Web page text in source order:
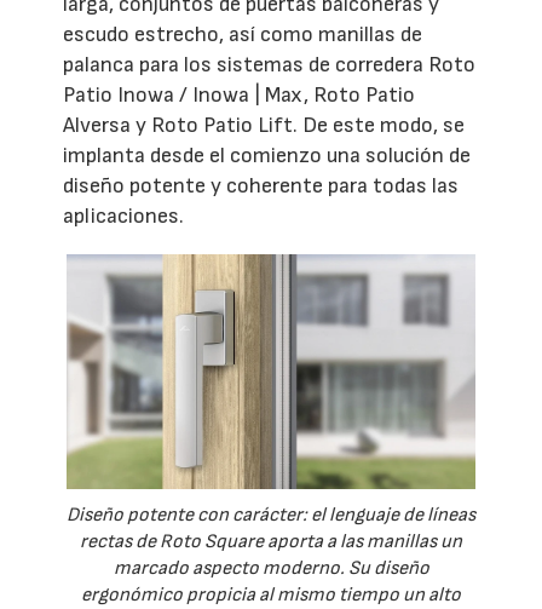
escudo estrecho, así como manillas de
palanca para los sistemas de corredera Roto
Patio Inowa / Inowa | Max, Roto Patio
Alversa y Roto Patio Lift. De este modo, se
implanta desde el comienzo una solución de
diseño potente y coherente para todas las
aplicaciones.
Diseño potente con carácter: el lenguaje de líneas
rectas de Roto Square aporta a las manillas un
marcado aspecto moderno. Su diseño
ergonómico propicia al mismo tiempo un alto